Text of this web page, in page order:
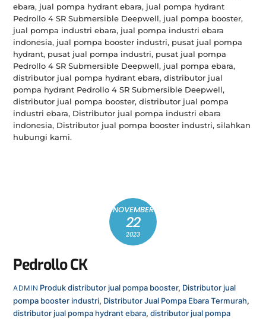
ebara, jual pompa hydrant ebara, jual pompa hydrant
Pedrollo 4 SR Submersible Deepwell, jual pompa booster,
jual pompa industri ebara, jual pompa industri ebara
indonesia, jual pompa booster industri, pusat jual pompa
hydrant, pusat jual pompa industri, pusat jual pompa
Pedrollo 4 SR Submersible Deepwell, jual pompa ebara,
distributor jual pompa hydrant ebara, distributor jual
pompa hydrant Pedrollo 4 SR Submersible Deepwell,
distributor jual pompa booster, distributor jual pompa
industri ebara, Distributor jual pompa industri ebara
indonesia, Distributor jual pompa booster industri, silahkan
hubungi kami.
NOVEMBER
22
2023
Pedrollo CK
ADMIN Produk distributor jual pompa booster, Distributor jual
pompa booster industri, Distributor Jual Pompa Ebara Termurah,
distributor jual pompa hydrant ebara,distributor jual pompa